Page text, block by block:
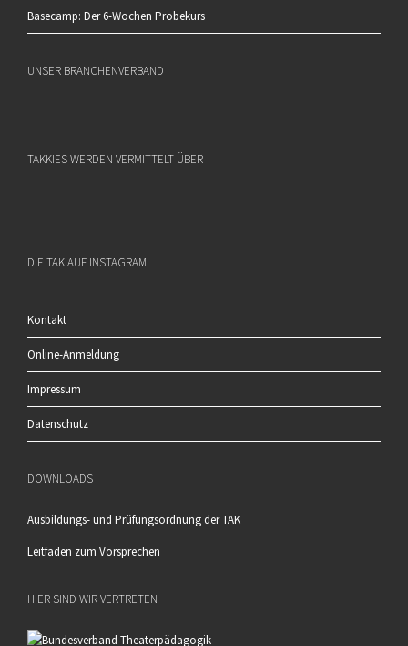
Basecamp: Der 6-Wochen Probekurs
UNSER BRANCHENVERBAND
TAKKIES WERDEN VERMITTELT ÜBER
DIE TAK AUF INSTAGRAM
Kontakt
Online-Anmeldung
Impressum
Datenschutz
DOWNLOADS
Ausbildungs- und Prüfungsordnung der TAK
Leitfaden zum Vorsprechen
HIER SIND WIR VERTRETEN